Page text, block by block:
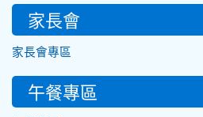
家長會
家長會專區
午餐專區